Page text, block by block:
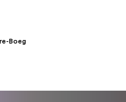
Boeg